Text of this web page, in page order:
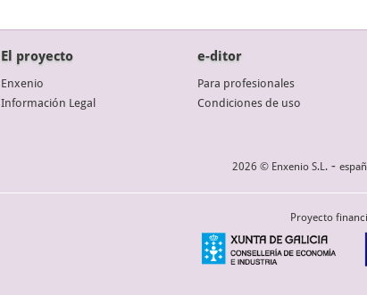
El proyecto
Enxenio
Información Legal
e-ditor
Para profesionales
Condiciones de uso
2026 © Enxenio S.L. -
Proyecto